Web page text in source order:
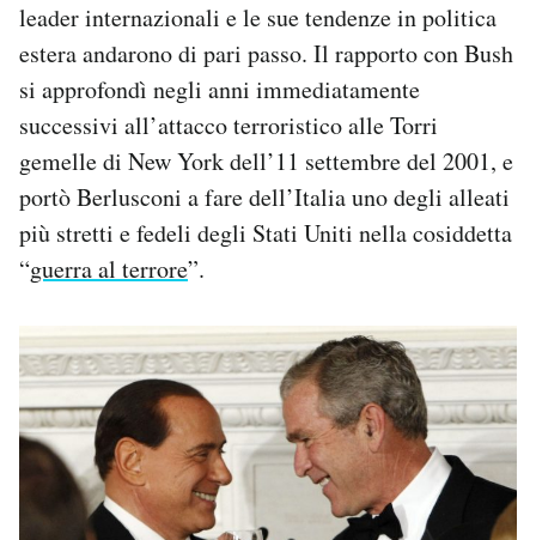
leader internazionali e le sue tendenze in politica
estera andarono di pari passo. Il rapporto con Bush
si approfondì negli anni immediatamente
successivi all’attacco terroristico alle Torri
gemelle di New York dell’11 settembre del 2001, e
portò Berlusconi a fare dell’Italia uno degli alleati
più stretti e fedeli degli Stati Uniti nella cosiddetta
“guerra al terrore”.